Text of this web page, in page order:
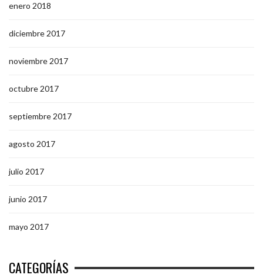
enero 2018
diciembre 2017
noviembre 2017
octubre 2017
septiembre 2017
agosto 2017
julio 2017
junio 2017
mayo 2017
CATEGORÍAS